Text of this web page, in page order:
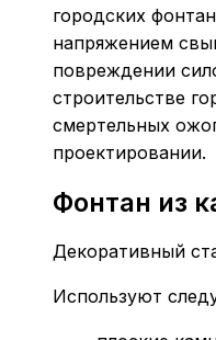
городских
напряжением
повреждении
строительстве
смертельных
проектировании.
Фонтан из
Декоративный
Используют